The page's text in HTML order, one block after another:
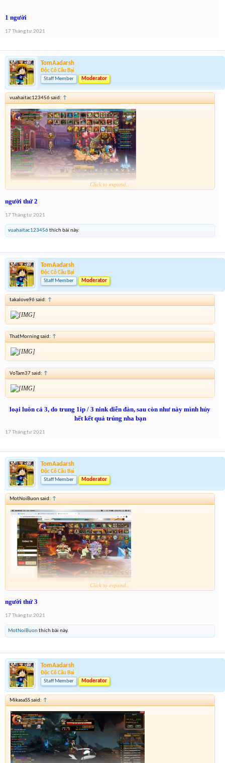
1 người
17 Tháng tư 2021
TomAadarsh
Độc Cô Cầu Bại
Staff Member
Moderator
vuahaitac123456 said: ↑
Combo 5678 nhe Mod. Mong Mod dong y 2 mua minigame trang tay r. Thanks
Mod.
Click to expand...
người thứ 2
17 Tháng tư 2021
vuahaitac123456thích bài này.
TomAadarsh
Độc Cô Cầu Bại
Staff Member
Moderator
takalove96 said: ↑
ThatMorning said: ↑
VoTam37 said: ↑
loại luôn cả 3, do trung 1ip / 3 nink diễn đàn, sau còn như này mình hủy
hết kết quả trúng nha bạn
17 Tháng tư 2021
TomAadarsh
Độc Cô Cầu Bại
Staff Member
Moderator
MotNoiBuon said: ↑
canh hụt 1 số cuối mong mod chiếu cố
Click to expand...
người thứ 3
17 Tháng tư 2021
MotNoiBuonthích bài này.
TomAadarsh
Độc Cô Cầu Bại
Staff Member
Moderator
MikasaSS said: ↑